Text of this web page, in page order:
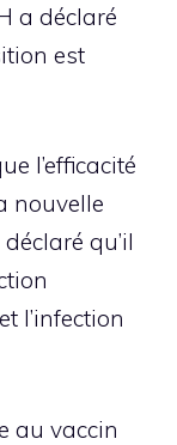
a déclaré
est
l’efficacité
nouvelle
qu’il
l’infection
au vaccin